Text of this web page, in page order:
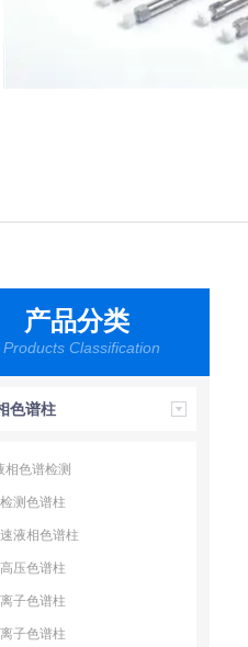
产品分类
Products Classification
色谱柱
相色谱检测
测色谱柱
液相色谱柱
压色谱柱
子色谱柱
子色谱柱